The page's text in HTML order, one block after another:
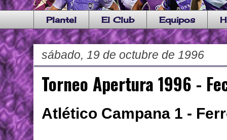
Plantel El Club Equipos
sábado, 19 de octubre de 1996
Torneo Apertura 1996 -
Atlético Campana 1 -